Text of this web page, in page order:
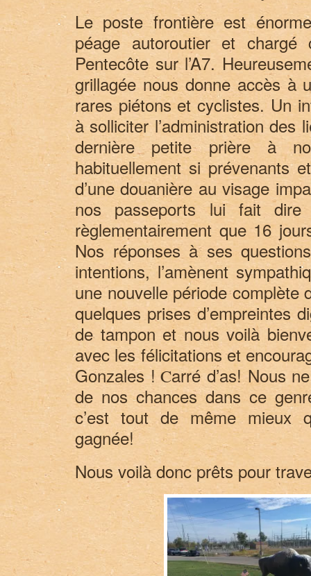
Le poste frontière est
péage autoroutier et
Pentecôte sur l’A7.
grillagée nous donne accès à
rares piétons et cyclistes. Un
à solliciter l’administration des
dernière petite prière à
habituellement si prévenants
d’une douanière au visage
nos passeports lui fait dire
règlementairement que 16
Nos réponses à ses
intentions, l’amènent
une nouvelle période
quelques prises d’empreintes
de tampon et nous voilà
avec les félicitations et
Gonzales ! Carré d’as! Nous
de nos chances dans ce
c’est tout de même mieux
gagnée!
Nous voilà donc prêts pour